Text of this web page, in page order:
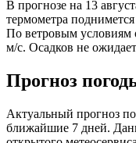
В прогнозе на 13
термометра
По ветровым условиям
м/с. Осадков не
Прогноз
Актуальный прогноз
ближайшие 7 дней.